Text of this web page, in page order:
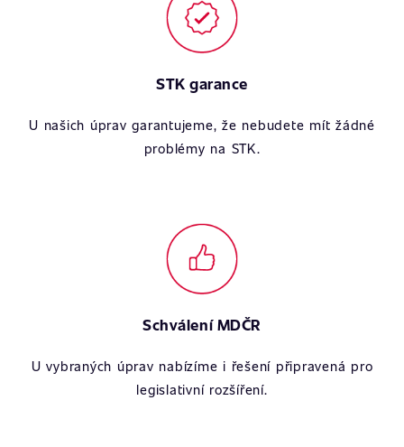
STK garance
U našich úprav garantujeme, že nebudete mít žádné
problémy na STK.
Schválení MDČR
U vybraných úprav nabízíme i řešení připravená pro
legislativní rozšíření.